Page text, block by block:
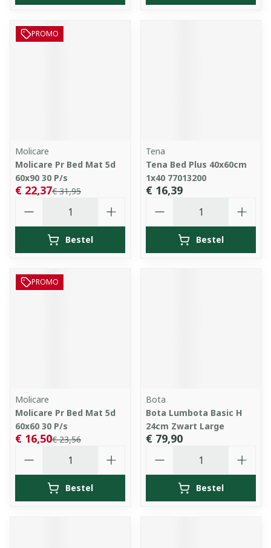
PROMO
Molicare
Molicare Pr Bed Mat 5d
60x90 30 P/s
€ 31,95
€ 22,37
Bestel
Tena
Tena Bed Plus 40x60cm
1x40 77013200
€ 16,39
Bestel
PROMO
Molicare
Molicare Pr Bed Mat 5d
60x60 30 P/s
€ 23,56
€ 16,50
Bestel
Bota
Bota Lumbota Basic H
24cm Zwart Large
€ 79,90
Bestel